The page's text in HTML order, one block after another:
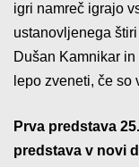
igri namreč igrajo
ustanovljenega
Dušan Kamnikar
lepo zveneti, če
Prva predstava
predstava v novi